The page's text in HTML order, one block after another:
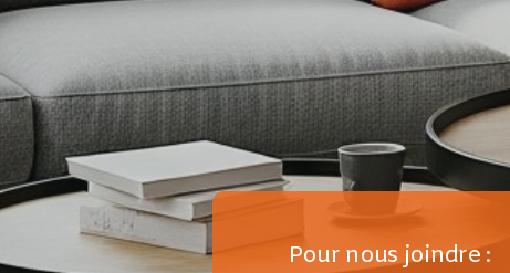
Pour nous joindre :